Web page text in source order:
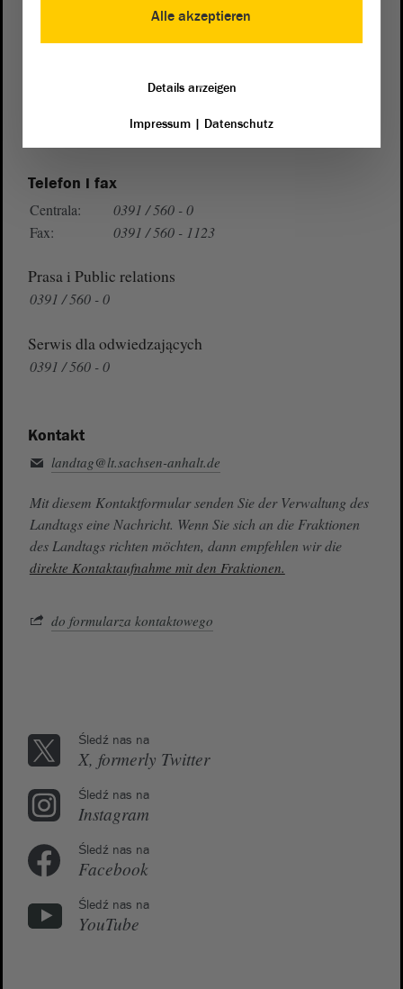
von Sachsen-Anhalt
Na Google Maps
Telefon i fax
Centrala:
0391 / 560 - 0
Fax:
0391 / 560 - 1123
Prasa i Public relations
0391 / 560 - 0
Serwis dla odwiedzających
0391 / 560 - 0
Kontakt
landtag@lt.sachsen-anhalt.de
Mit diesem Kontaktformular senden Sie der Verwaltung des
Landtags eine Nachricht. Wenn Sie sich an die Fraktionen
des Landtags richten möchten, dann empfehlen wir die
direkte Kontaktaufnahme mit den Fraktionen.
do formularza kontaktowego
Śledź nas na
X, formerly Twitter
Śledź nas na
Instagram
Śledź nas na
Facebook
Śledź nas na
YouTube
Alle akzeptieren
Details anzeigen
Impressum| Datenschutz